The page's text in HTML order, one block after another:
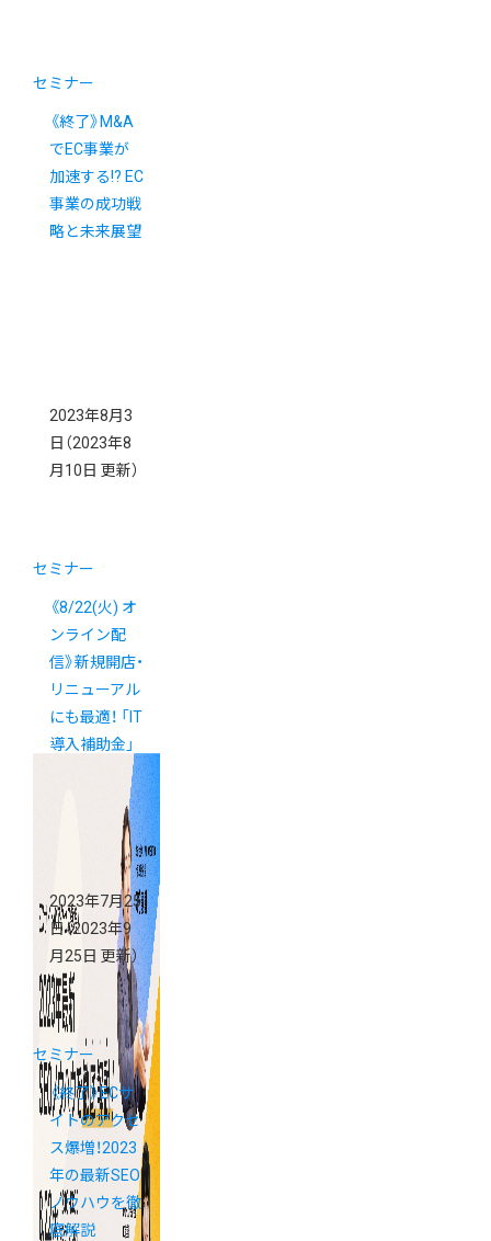
セミナー
《終了》M&A
でEC事業が
加速する!? EC
事業の成功戦
略と未来展望
2023年8月3
日 （2023年8
月10日 更新）
セミナー
《8/22(火) オ
ンライン配
信》新規開店・
リニューアル
にも最適！ 「IT
導入補助金」
活用webセミ
2023年7月25
日（2023年9
月25日 更新）
セミナー
《終了》ECサ
イトのアクセ
ス爆増！2023
年の最新SEO
ノウハウを徹
底解説